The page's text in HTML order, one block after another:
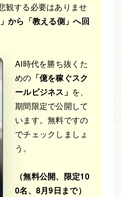
観する必要はありませ
」から「教える側」へ回
AI時代を勝ち抜くた
めの 「億を稼ぐスク
ールビジネス」 を、
期間限定で公開して
います。無料ですの
でチェックしましょ
う。
（無料公開、限定10
0名、8月9日まで）